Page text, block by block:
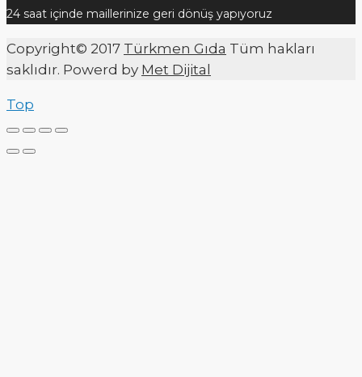
24 saat içinde maillerinize geri dönüş yapıyoruz
Copyright© 2017 Türkmen Gıda Tüm hakları
saklıdır. Powerd by Met Dijital
Top